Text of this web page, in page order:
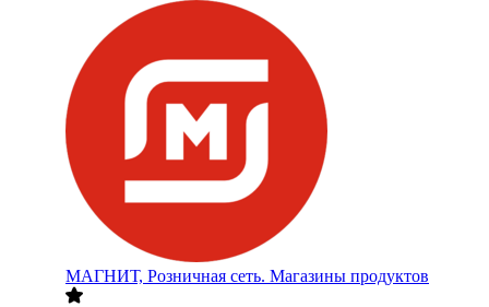
МАГНИТ, Розничная сеть. Магазины продуктов